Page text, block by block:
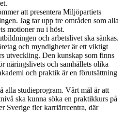
att presentera Miljöpartiets
Jag tar upp tre områden som alla
motioner nu i höst.
och arbetslivet ska sänkas.
och myndigheter är ett viktigt
utveckling. Den kunskap som finns
näringslivets och samhällets olika
och praktik är en förutsättning
studieprogram. Vårt mål är att
ska kunna söka en praktikkurs på
Sverige fler karriärrcentra, där